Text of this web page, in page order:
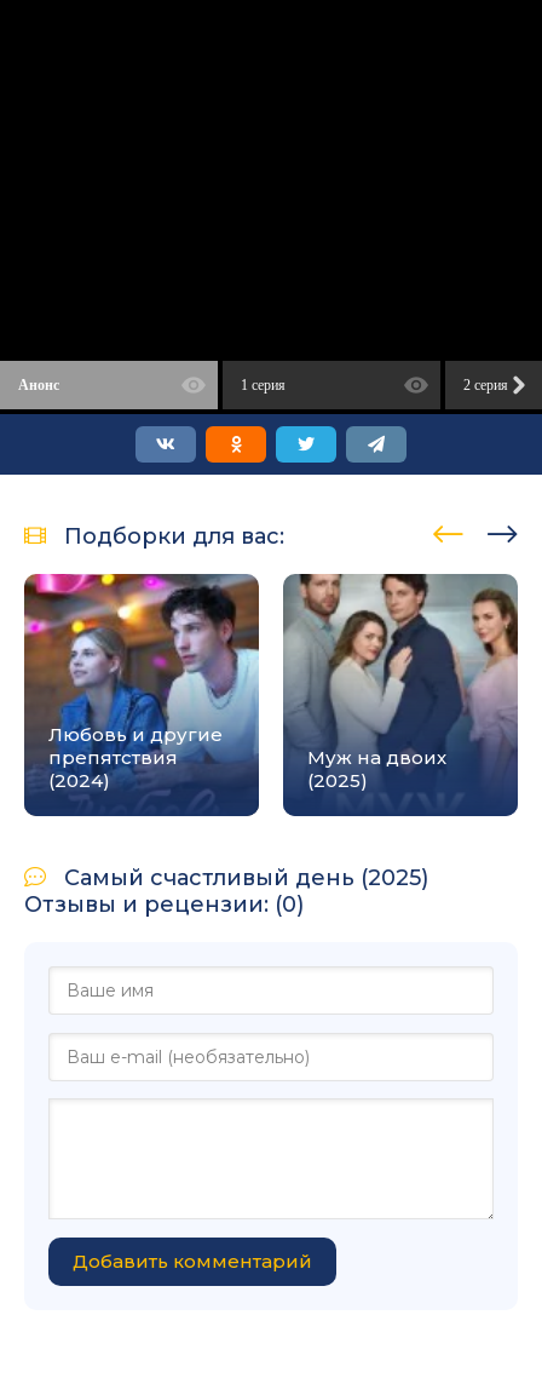
Анонс 1 серия 2 серия
Подборки для вас:
Любовь и другие
препятствия
(2024)
Муж на двоих
(2025)
Самый счастливый день (2025)
Отзывы и рецензии: (0)
Добавить комментарий